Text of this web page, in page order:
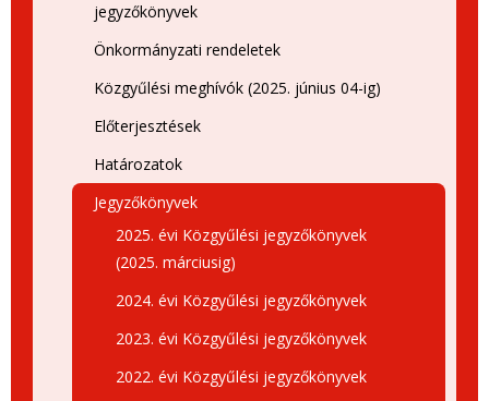
jegyzőkönyvek
Önkormányzati rendeletek
Közgyűlési meghívók (2025. június 04-ig)
Előterjesztések
Határozatok
Jegyzőkönyvek
2025. évi Közgyűlési jegyzőkönyvek
(2025. márciusig)
2024. évi Közgyűlési jegyzőkönyvek
2023. évi Közgyűlési jegyzőkönyvek
2022. évi Közgyűlési jegyzőkönyvek